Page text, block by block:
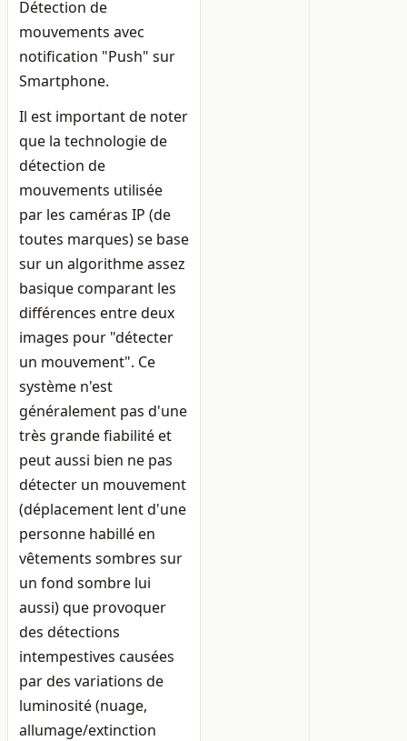
Détection de
mouvements avec
notification "Push" sur
Smartphone.
Il est important de noter
que la technologie de
détection de
mouvements utilisée
par les caméras IP (de
toutes marques) se base
sur un algorithme assez
basique comparant les
différences entre deux
images pour "détecter
un mouvement". Ce
système n'est
généralement pas d'une
très grande fiabilité et
peut aussi bien ne pas
détecter un mouvement
(déplacement lent d'une
personne habillé en
vêtements sombres sur
un fond sombre lui
aussi) que provoquer
des détections
intempestives causées
par des variations de
luminosité (nuage,
allumage/extinction